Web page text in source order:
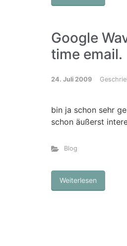
Google
time email.
24. Juli 2009
bin ja schon sehr
schon äußerst
Blog
Weiterlesen